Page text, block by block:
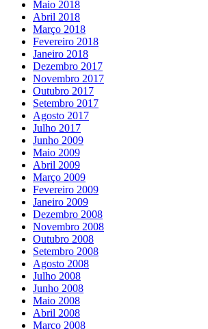
Maio 2018
Abril 2018
Março 2018
Fevereiro 2018
Janeiro 2018
Dezembro 2017
Novembro 2017
Outubro 2017
Setembro 2017
Agosto 2017
Julho 2017
Junho 2009
Maio 2009
Abril 2009
Março 2009
Fevereiro 2009
Janeiro 2009
Dezembro 2008
Novembro 2008
Outubro 2008
Setembro 2008
Agosto 2008
Julho 2008
Junho 2008
Maio 2008
Abril 2008
Março 2008